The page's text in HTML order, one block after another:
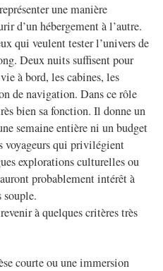
une manière
d’un hébergement à l’autre.
qui veulent tester l’univers de
Deux nuits suffisent pour
à bord, les cabines, les
de navigation. Dans ce rôle
bien sa fonction. Il donne un
semaine entière ni un budget
voyageurs qui privilégient
explorations culturelles ou
probablement intérêt à
souple.
à quelques critères très
courte ou une immersion